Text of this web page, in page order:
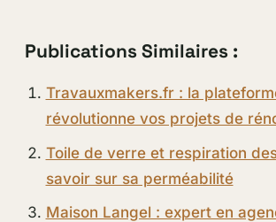
Publications Similaires :
Travauxmakers.fr : la
révolutionne vos projets de
Toile de verre et respiration
savoir sur sa perméabilité
Maison Langel : expert en